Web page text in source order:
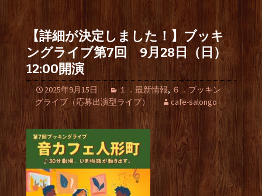
【詳細が決定しました！】ブッキ
ングライブ第7回 9月28日（日）
12:00開演
2025年9月15日 １．最新情報, ６．ブッキン
グライブ（応募出演型ライブ）
cafe-salongo